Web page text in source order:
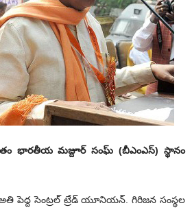
భారతీయ మజ్దూర్‌ సంఘ్‌ (బీఎంఎస్‌) స్థానం
పెద్ద సెంట్రల్‌ ట్రేడ్‌ యూనియన్‌. గిరిజన సంస్థల